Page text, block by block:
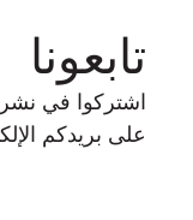
تابعونا
اشتركوا في
على بريدكم